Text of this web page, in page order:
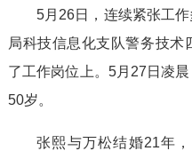
5月26日，连续紧张工
局科技信息化支队警务技术
了工作岗位上。5月27日凌
50岁。
张熙与万松结婚21年